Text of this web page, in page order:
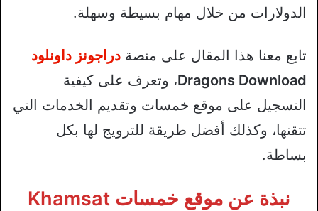
الدولارات من خلال مهام بسيطة وسهلة.
تابع معنا هذا المقال على منصة دراجونز داونلود
Dragons Download، وتعرف على كيفية
التسجيل على موقع خمسات وتقديم الخدمات التي
تتقنها، وكذلك أفضل طريقة للترويج لها بكل
بساطة.
نبذة عن موقع خمسات Khamsat